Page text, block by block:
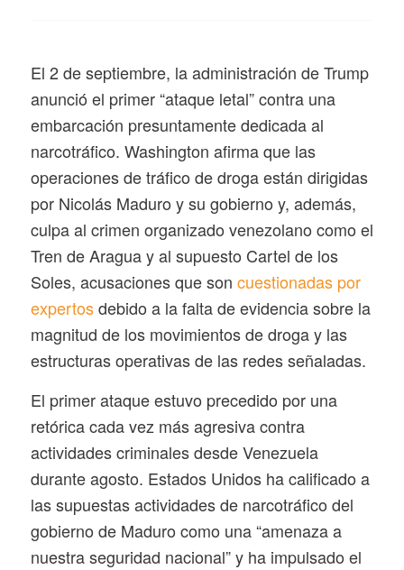
El 2 de septiembre, la administración de Trump
anunció el primer “ataque letal” contra una
embarcación presuntamente dedicada al
narcotráfico. Washington afirma que las
operaciones de tráfico de droga están dirigidas
por Nicolás Maduro y su gobierno y, además,
culpa al crimen organizado venezolano como el
Tren de Aragua y al supuesto Cartel de los
Soles, acusaciones que son cuestionadas por
expertosdebido a la falta de evidencia sobre la
magnitud de los movimientos de droga y las
estructuras operativas de las redes señaladas.
El primer ataque estuvo precedido por una
retórica cada vez más agresiva contra
actividades criminales desde Venezuela
durante agosto. Estados Unidos ha calificado a
las supuestas actividades de narcotráfico del
gobierno de Maduro como una “amenaza a
nuestra seguridad nacional” y ha impulsado el